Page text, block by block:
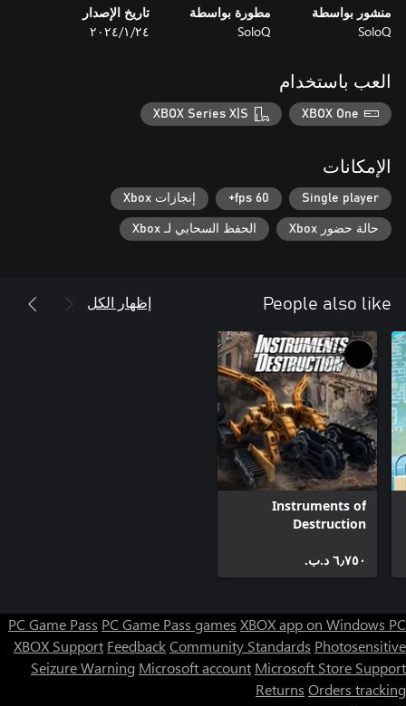
too far.
منشور بواسطة
SoloQ
مطورة بواسطة
SoloQ
تاريخ الإصدار
٢٤‏/١‏/٢٠٢٤
العب باستخدام
XBOX One
XBOX Series X|S
الإمكانات
Single player
60 fps+ إنجازات Xbox
حالة حضور Xbox الحفظ السحابي لـ Xbox
People also like إظهار الكل
Instruments of
Destruction
٦٫٧٥٠ د.ب.‏
PC Game Pass PC Game Pass games XBOX app on Windows PC
XBOX Support FeedbackCommunity Standards Photosensitive
Seizure Warning Microsoft account Microsoft Store Support
Returns Orders tracking